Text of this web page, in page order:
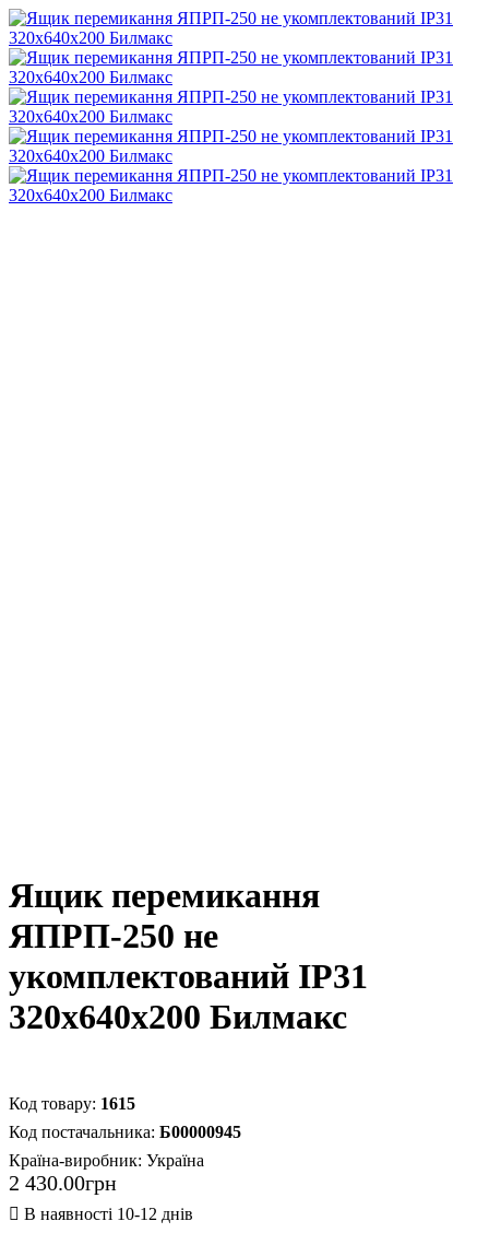
Ящик перемикання
ЯПРП-250 не
укомплектований IP31
320х640х200 Билмакс
1615
Б00000945
Країна-виробник: Україна
2 430.00грн